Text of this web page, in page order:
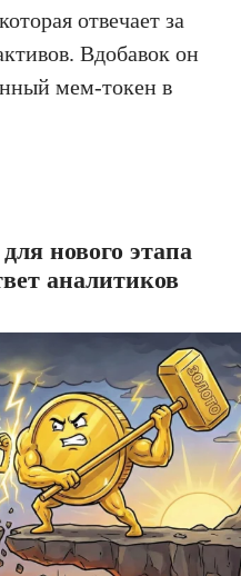
отвечает за
Вдобавок он
мем-токен в
нового этапа
аналитиков